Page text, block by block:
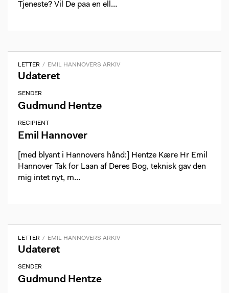
Tjeneste? Vil De paa en ell…
LETTER EMIL HANNOVERS ARKIV
Udateret
SENDER
Gudmund Hentze
RECIPIENT
Emil Hannover
[med blyant i Hannovers hånd:] Hentze Kære Hr Emil
Hannover Tak for Laan af Deres Bog, teknisk gav den
mig intet nyt, m…
LETTER EMIL HANNOVERS ARKIV
Udateret
SENDER
Gudmund Hentze